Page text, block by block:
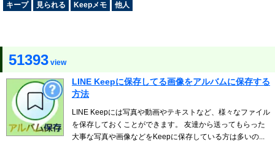
キープ
見られる Keepメモ 他人
51393 view
LINE Keepに保存してる画像をアルバムに保存する
方法
LINE Keepには写真や動画やテキストなど、様々なファイル
を保存しておくことができます。 友達から送ってもらった
大事な写真や画像などをKeepに保存している方は多いの...